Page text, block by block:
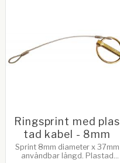
Ringsprint med plas
tad kabel - 8mm
Sprint 8mm diameter x 37mm
användbar längd. Plastad